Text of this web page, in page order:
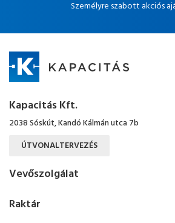
Személyre szabott akciós
Kapacitás Kft.
2038 Sóskút, Kandó Kálmán utca 7b
ÚTVONALTERVEZÉS
Vevőszolgálat
Raktár